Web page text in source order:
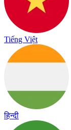
Tiếng Việt
हिन्दी